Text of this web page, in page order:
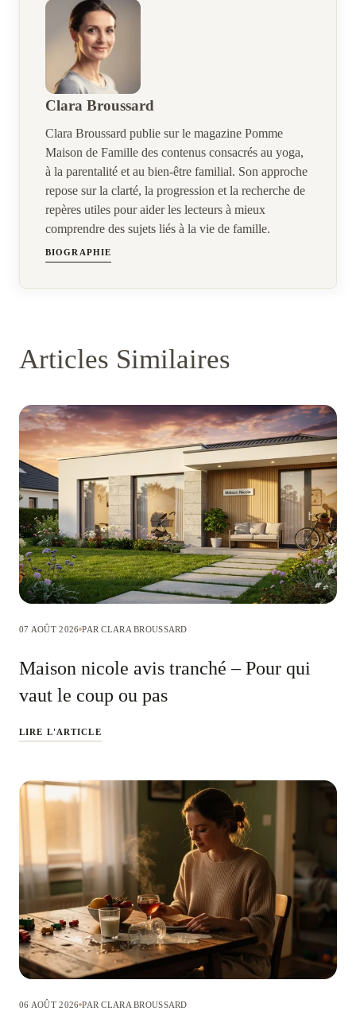
Clara Broussard
Clara Broussard publie sur le magazine Pomme
Maison de Famille des contenus consacrés au yoga,
à la parentalité et au bien-être familial. Son approche
repose sur la clarté, la progression et la recherche de
repères utiles pour aider les lecteurs à mieux
comprendre des sujets liés à la vie de famille.
BIOGRAPHIE
Articles Similaires
07 AOÛT 2026 PAR CLARA BROUSSARD
Maison nicole avis tranché – Pour qui
vaut le coup ou pas
LIRE L'ARTICLE
06 AOÛT 2026 PAR CLARA BROUSSARD